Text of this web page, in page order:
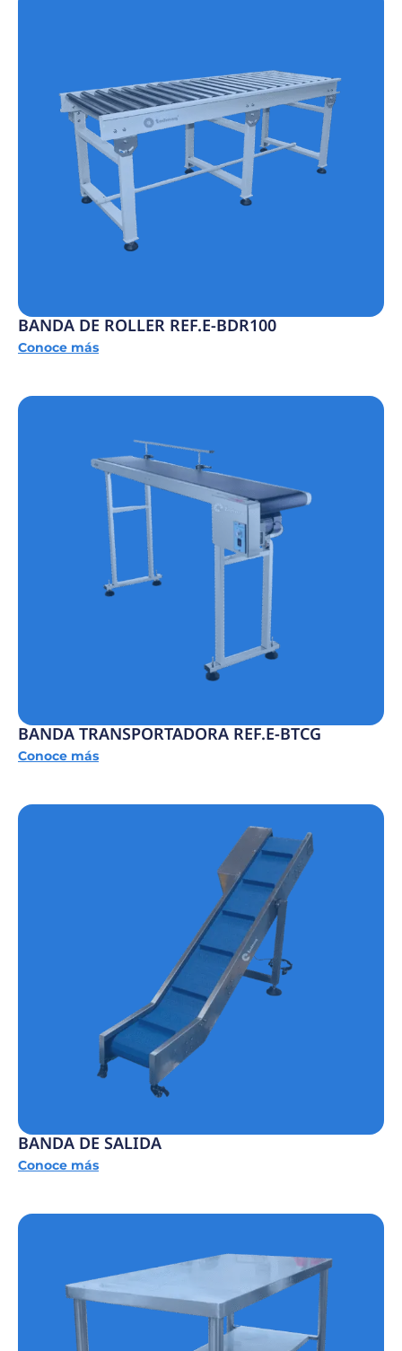
BANDA DE ROLLER REF.E-BDR100
Conoce más
BANDA TRANSPORTADORA REF.E-BTCG
Conoce más
BANDA DE SALIDA
Conoce más